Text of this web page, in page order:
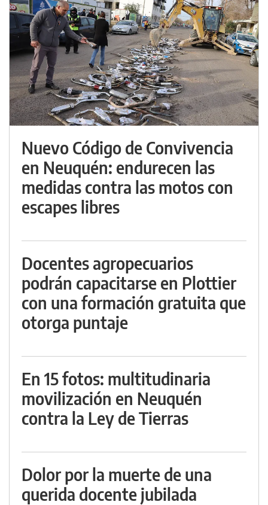
Nuevo Código de Convivencia
en Neuquén: endurecen las
medidas contra las motos con
escapes libres
Docentes agropecuarios
podrán capacitarse en Plottier
con una formación gratuita que
otorga puntaje
En 15 fotos: multitudinaria
movilización en Neuquén
contra la Ley de Tierras
Dolor por la muerte de una
querida docente jubilada